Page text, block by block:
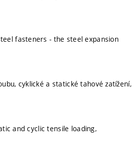
fasteners - the steel expansion
cyklické a statické tahové zatížení,
and cyclic tensile loading,